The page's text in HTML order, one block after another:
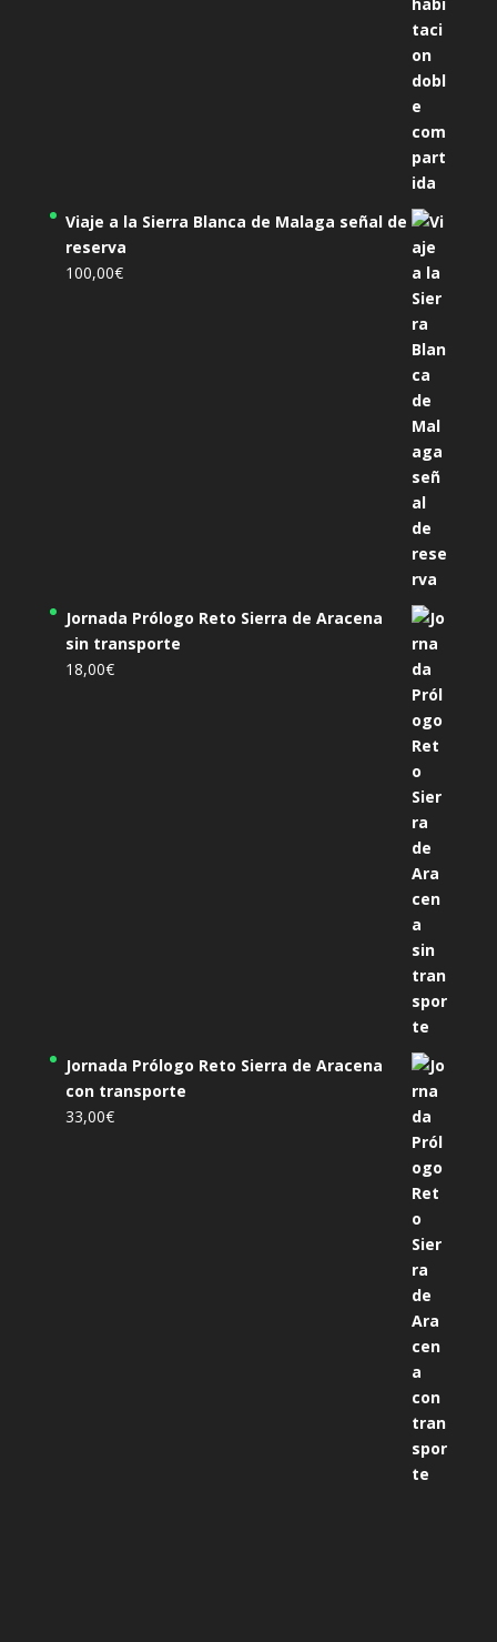
Viaje a la Sierra Blanca de Malaga señal de
reserva
100,00€
Jornada Prólogo Reto Sierra de Aracena
sin transporte
18,00€
Jornada Prólogo Reto Sierra de Aracena
con transporte
33,00€